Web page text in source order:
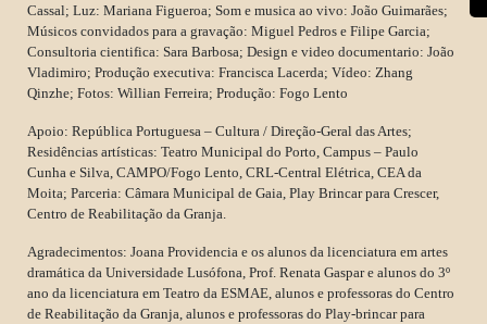
Cassal; Luz: Mariana Figueroa; Som e musica ao vivo: João Guimarães;
Músicos convidados para a gravação: Miguel Pedros e Filipe Garcia;
Consultoria cientifica: Sara Barbosa; Design e video documentario: João
Vladimiro; Produção executiva: Francisca Lacerda; Vídeo: Zhang
Qinzhe; Fotos: Willian Ferreira; Produção: Fogo Lento
Apoio: República Portuguesa – Cultura / Direção-Geral das Artes;
Residências artísticas: Teatro Municipal do Porto, Campus – Paulo
Cunha e Silva, CAMPO/Fogo Lento, CRL-Central Elétrica, CEA da
Moita; Parceria: Câmara Municipal de Gaia, Play Brincar para Crescer,
Centro de Reabilitação da Granja.
Agradecimentos: Joana Providencia e os alunos da licenciatura em artes
dramática da Universidade Lusófona, Prof. Renata Gaspar e alunos do 3º
ano da licenciatura em Teatro da ESMAE, alunos e professoras do Centro
de Reabilitação da Granja, alunos e professoras do Play-brincar para